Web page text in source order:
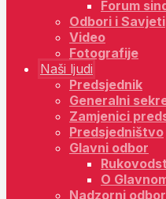
Forum
Odbori i Savjeti
Video
Fotografije
Naši ljudi
Predsjednik
Generalni
Zamjenici
Predsjedništvo
Glavni odbor
O
Nadzorni odbor